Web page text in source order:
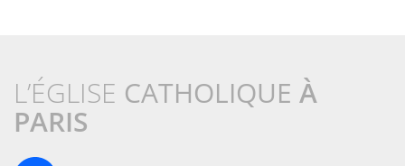
L’ÉGLISE CATHOLIQUE À
PARIS